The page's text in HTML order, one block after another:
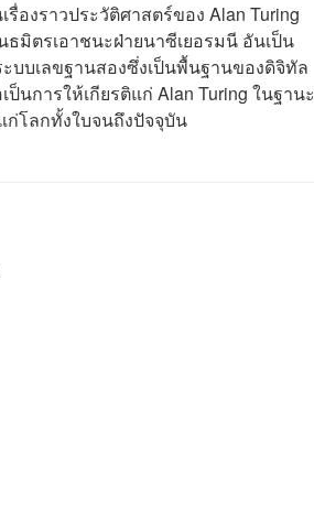
รื่องราวประวัติศาสตร์ของ Alan Turing
ตรเอาชนะฝ่ายนาซีเยอรมนี อันเป็น
บบเลขฐานสองซึ่งเป็นพื้นฐานของดิจิทัล
การให้เกียรติแก่ Alan Turing ในฐานะ
ก่โลกทั้งใบจนถึงปัจจุบัน